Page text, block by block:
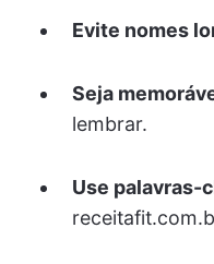
Evite nomes
Seja
lembrar.
Use palavras-